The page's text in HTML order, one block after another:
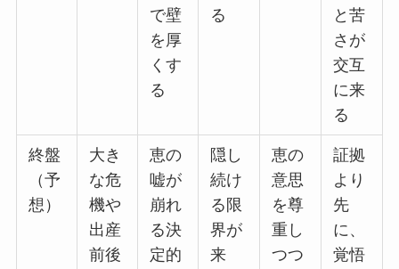
で壁
を厚
くす
る
る
と苦
さが
交互
に来
る
終盤
（予
想）
大き
な危
機や
出産
前後
恵の
嘘が
崩れ
る決
定的
隠し
続け
る限
界が
来
恵の
意思
を尊
重し
つつ
証拠
より
先
に、
覚悟